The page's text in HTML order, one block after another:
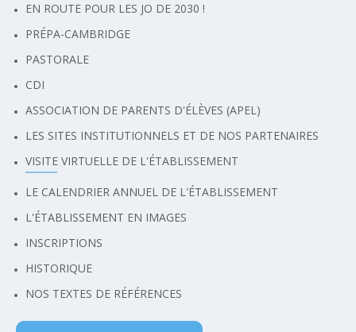
EN ROUTE POUR LES JO DE 2030 !
PRÉPA-CAMBRIDGE
PASTORALE
CDI
ASSOCIATION DE PARENTS D'ÉLÈVES (APEL)
LES SITES INSTITUTIONNELS ET DE NOS PARTENAIRES
VISITE VIRTUELLE DE L'ÉTABLISSEMENT
LE CALENDRIER ANNUEL DE L'ÉTABLISSEMENT
L'ÉTABLISSEMENT EN IMAGES
INSCRIPTIONS
HISTORIQUE
NOS TEXTES DE RÉFÉRENCES